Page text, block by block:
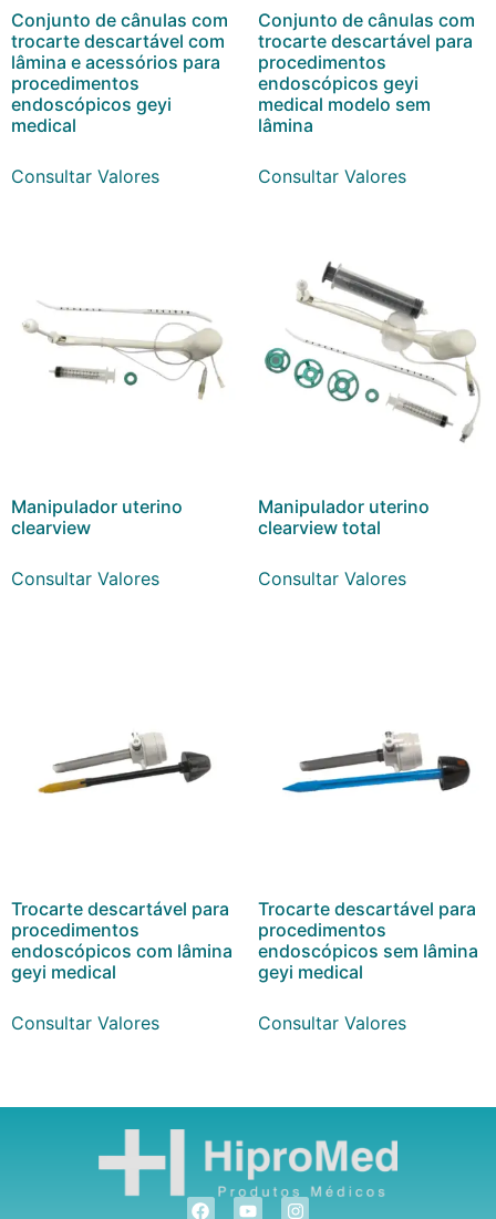
Conjunto de cânulas com
trocarte descartável com
lâmina e acessórios para
procedimentos
endoscópicos geyi
medical
Consultar Valores
Conjunto de cânulas com
trocarte descartável para
procedimentos
endoscópicos geyi
medical modelo sem
lâmina
Consultar Valores
Manipulador uterino
clearview
Consultar Valores
Manipulador uterino
clearview total
Consultar Valores
Trocarte descartável para
procedimentos
endoscópicos com lâmina
geyi medical
Consultar Valores
Trocarte descartável para
procedimentos
endoscópicos sem lâmina
geyi medical
Consultar Valores